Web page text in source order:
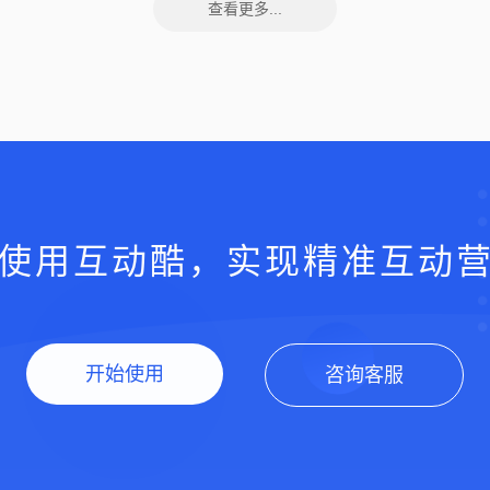
查看更多...
用互动酷，实现精准互动
开始使用 咨询客服